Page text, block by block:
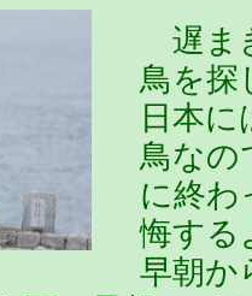
遅ま
鳥を
日本
鳥なの
に終わ
悔する
早朝